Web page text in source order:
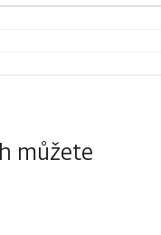
můžete